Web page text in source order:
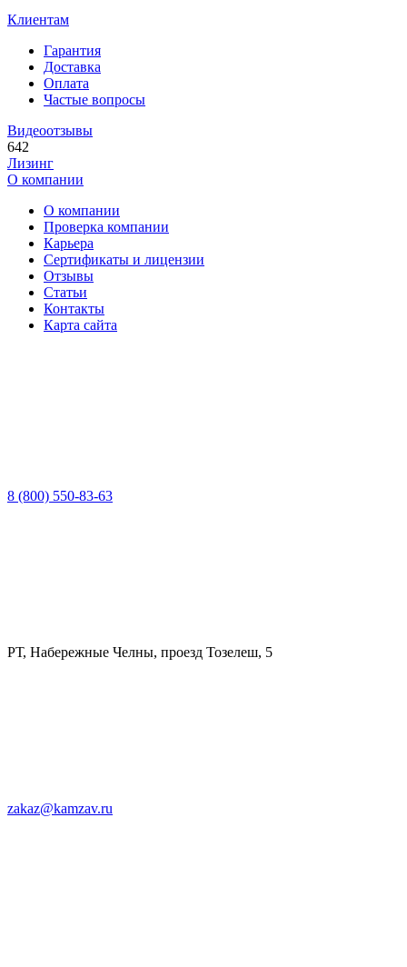
Клиентам
Гарантия
Доставка
Оплата
Частые вопросы
Видеоотзывы
642
Лизинг
О компании
О компании
Проверка компании
Карьера
Сертификаты и лицензии
Отзывы
Статьи
Контакты
Карта сайта
8 (800) 550-83-63
РТ, Набережные Челны, проезд Тозелеш, 5
zakaz@kamzav.ru